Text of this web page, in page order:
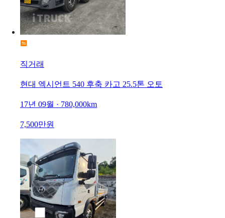
직거래
현대 엑시언트 540 후축 카고 25.5톤 오토
17년 09월 · 780,000km
7,500만원